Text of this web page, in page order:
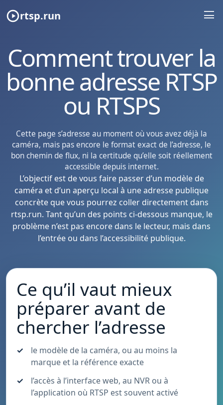
rtsp.run
Comment trouver la
bonne adresse RTSP
ou RTSPS
Cette page s’adresse au moment où vous avez déjà la
caméra, mais pas encore le format exact de l’adresse, le
bon chemin de flux, ni la certitude qu’elle soit réellement
accessible depuis internet.
L’objectif est de vous faire passer d’un modèle de
caméra et d’un aperçu local à une adresse publique
concrète que vous pourrez coller directement dans
rtsp.run. Tant qu’un des points ci-dessous manque, le
problème n’est pas encore dans le lecteur, mais dans
l’entrée ou dans l’accessibilité publique.
Ce qu’il vaut mieux
préparer avant de
chercher l’adresse
le modèle de la caméra, ou au moins la
marque et la référence exacte
l’accès à l’interface web, au NVR ou à
l’application où RTSP est souvent activé